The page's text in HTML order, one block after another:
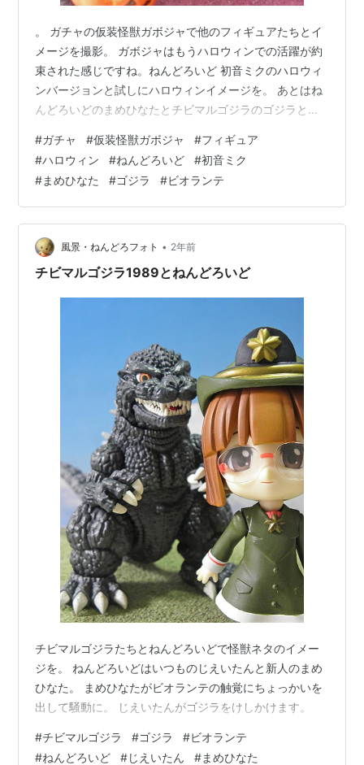
。 ガチャの仮装怪獣ガボジャで他のフィギュアたちとイ
メージを撮影。 ガボジャはもうハロウィンでの活躍が約
束された感じですね。ねんどろいど 初音ミクのハロウィ
ンバージョンと試しにハロウィンイメージを。 あとはね
んどろいどのまめひなたとチビマルゴジラのゴジラと撮
#ガチャ #仮装怪獣ガボジャ #フィギュア
#ハロウィン #ねんどろいど #初音ミク
#まめひなた #ゴジラ #ビオランテ
風景・ねんどろフォト • 2年前
チビマルゴジラ1989とねんどろいど
チビマルゴジラたちとねんどろいどで怪獣ネタのイメー
ジを。 ねんどろいどはいつものじえいたんと新人のまめ
ひなた。 まめひなたがビオランテの触覚にちょっかいを
出して騒動に。 じえいたんがゴジラをけしかけます。
#チビマルゴジラ #ゴジラ #ビオランテ
#ねんどろいど #じえいたん #まめひなた